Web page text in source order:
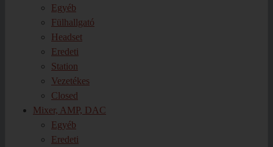
Egyéb
Fülhallgató
Headset
Eredeti
Station
Vezetékes
Closed
Mixer, AMP, DAC
Egyéb
Eredeti